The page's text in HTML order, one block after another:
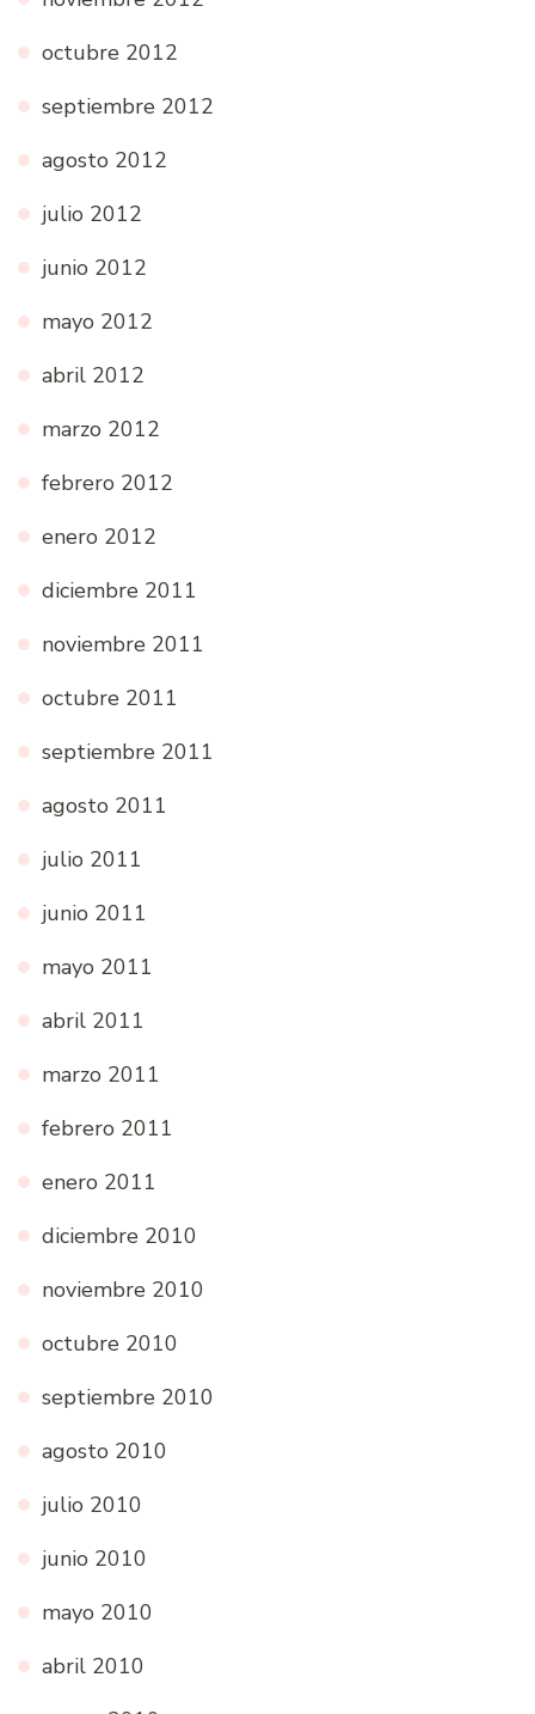
octubre 2012
septiembre 2012
agosto 2012
julio 2012
junio 2012
mayo 2012
abril 2012
marzo 2012
febrero 2012
enero 2012
diciembre 2011
noviembre 2011
octubre 2011
septiembre 2011
agosto 2011
julio 2011
junio 2011
mayo 2011
abril 2011
marzo 2011
febrero 2011
enero 2011
diciembre 2010
noviembre 2010
octubre 2010
septiembre 2010
agosto 2010
julio 2010
junio 2010
mayo 2010
abril 2010